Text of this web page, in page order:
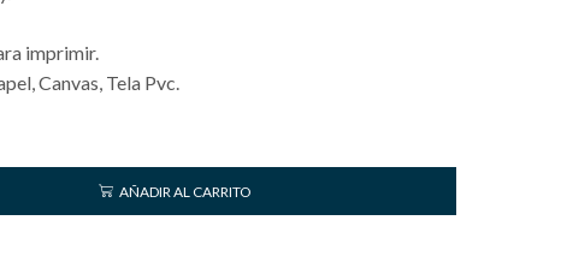
imprimir.
Canvas, Tela Pvc.
AÑADIR AL CARRITO